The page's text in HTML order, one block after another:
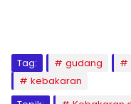
Tag: gudang
kebakaran